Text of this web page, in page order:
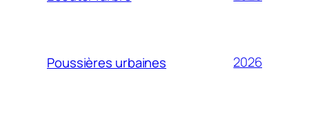
Poussières urbaines 2026